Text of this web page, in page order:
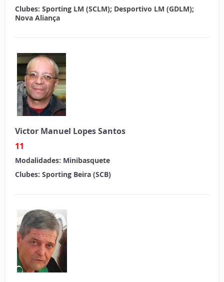
Clubes: Sporting LM (SCLM); Desportivo LM (GDLM);
Nova Aliança
Victor Manuel Lopes Santos
11
Modalidades: Minibasquete
Clubes: Sporting Beira (SCB)